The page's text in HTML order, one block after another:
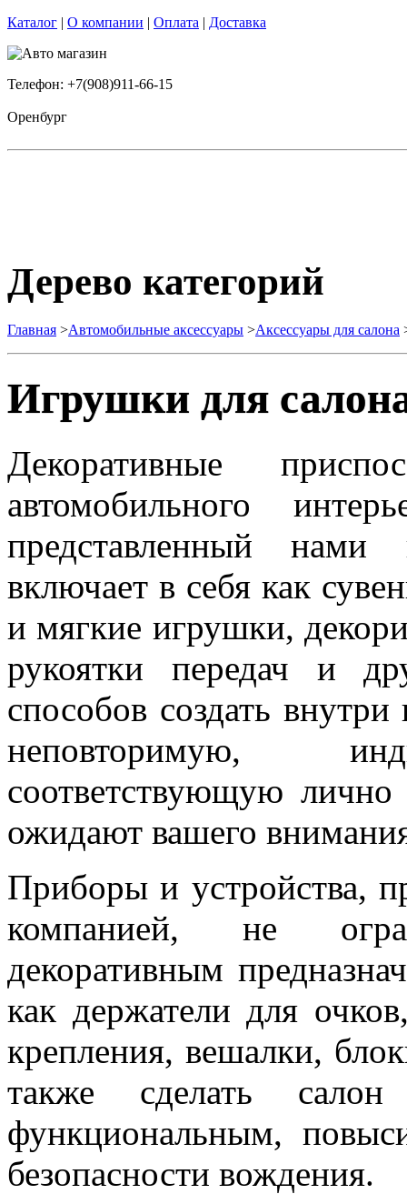
Каталог | О компании | Оплата | Доставка
Телефон: +7(908)911-66-15
Оренбург
Дерево категорий
Главная >Автомобильные аксессуары >Аксессуары для салона
Игрушки для
Декоративные
автомобильного
представленный нами
включает в себя как
и мягкие игрушки,
рукоятки передач и
способов создать внутри
неповторимую,
соответствующую
ожидают вашего
Приборы и устройства,
компанией, не
декоративным
как держатели для
крепления, вешалки,
также сделать
функциональным,
безопасности вождения.